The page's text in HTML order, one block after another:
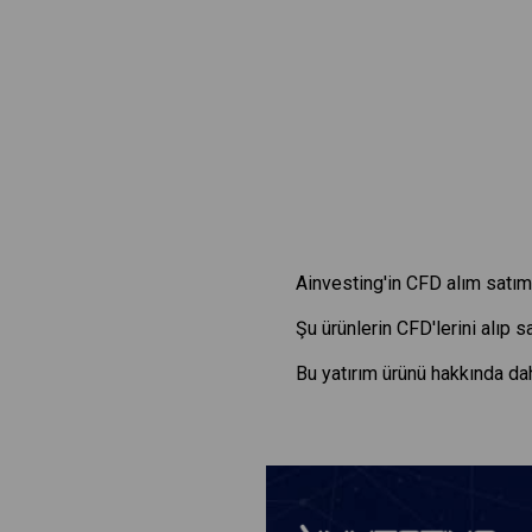
Ainvesting'in CFD alım
Şu ürünlerin CFD'lerini alıp
Bu yatırım ürünü hakkında